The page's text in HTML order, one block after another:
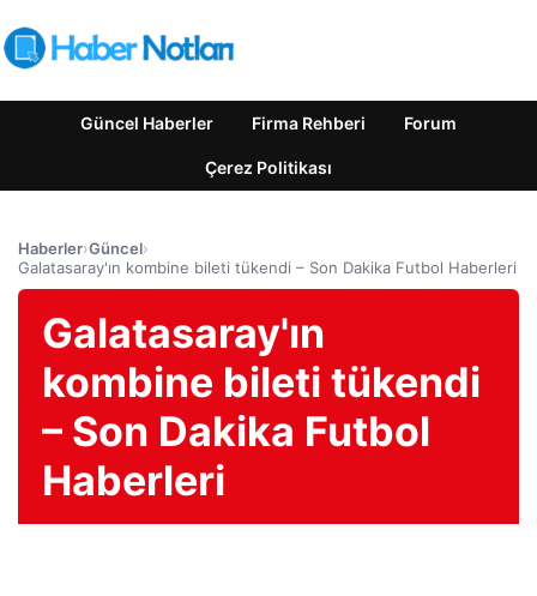
Güncel Haberler Firma Rehberi Forum
Çerez Politikası
Haberler›Güncel›
Galatasaray'ın kombine bileti tükendi – Son Dakika Futbol Haberleri
Galatasaray'ın
kombine bileti tükendi
– Son Dakika Futbol
Haberleri